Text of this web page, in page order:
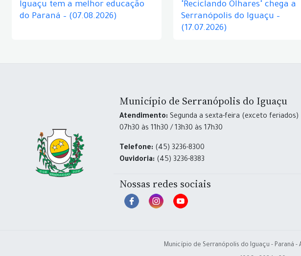
Iguaçu tem a melhor educação
do Paraná – (07.08.2026)
"Reciclando Olhares" chega a
Serranópolis do Iguaçu –
(17.07.2026)
Município de Serranópolis do Iguaçu
Atendimento: Segunda a sexta-feira (exceto feriados)
07h30 às 11h30 / 13h30 às 17h30
Telefone: (45) 3236-8300
Ouvidoria: (45) 3236-8383
Nossas redes sociais
Município de Serranópolis do Iguaçu - Paraná -